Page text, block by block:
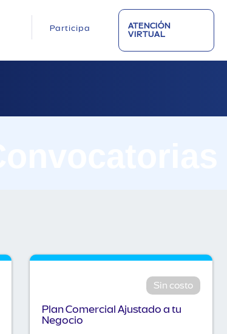
Participa
ATENCIÓN
VIRTUAL
Sin costo
Plan Comercial Ajustado a tu
Negocio